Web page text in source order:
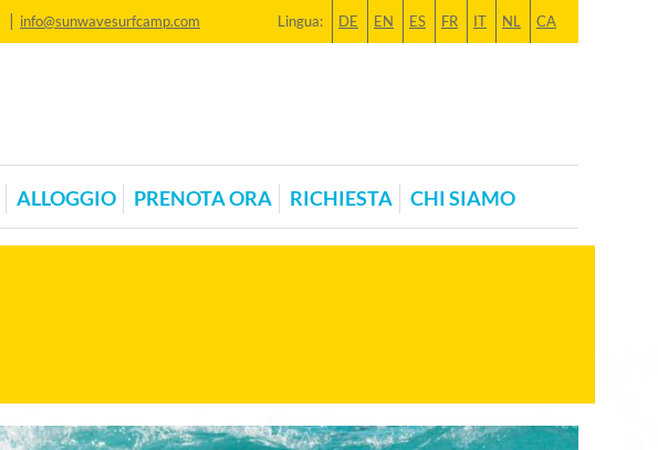
| info@sunwavesurfcamp.com Lingua: DE EN ES FR IT NL CA
ALLOGGIO PRENOTA ORA RICHIESTA CHI SIAMO